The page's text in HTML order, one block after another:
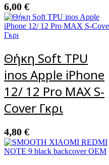
6,00 €
Θήκη Soft TPU
inos Apple iPhone
12/ 12 Pro MAX S-
Cover Γκρι
4,80 €